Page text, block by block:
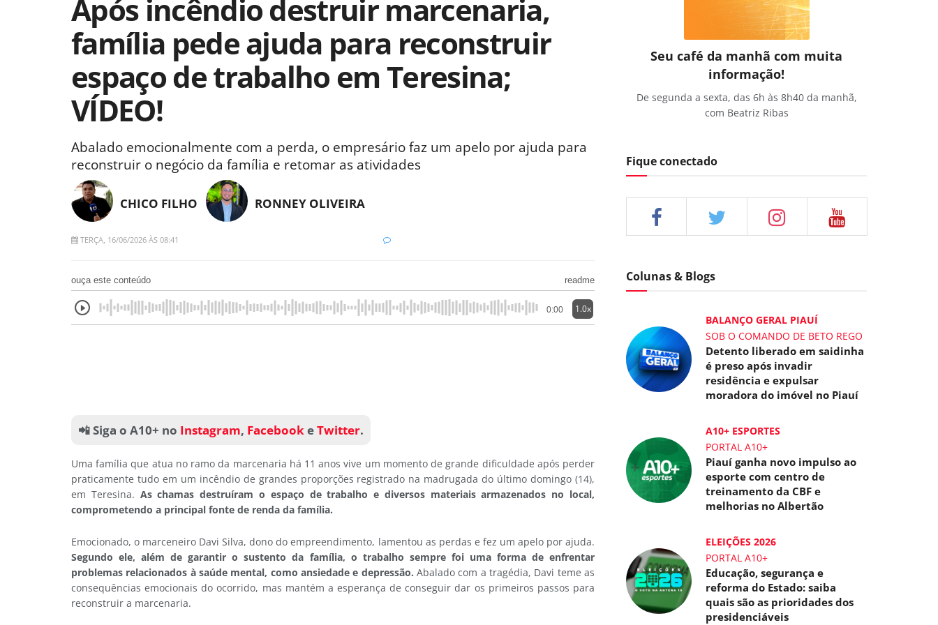
Após incêndio destruir marcenaria,
família pede ajuda para reconstruir
espaço de trabalho em Teresina;
VÍDEO!
Abalado emocionalmente com a perda, o empresário faz um apelo por ajuda para
reconstruir o negócio da família e retomar as atividades
CHICO FILHO RONNEY OLIVEIRA
TERÇA, 16/06/2026 ÀS 08:41
ouça este conteúdo readme
0:00 1.0x
📲 Siga o A10+ no Instagram, FacebookeTwitter.
Uma família que atua no ramo da marcenaria há 11 anos vive um momento de grande dificuldade após perder
praticamente tudo em um incêndio de grandes proporções registrado na madrugada do último domingo (14),
em Teresina. As chamas destruíram o espaço de trabalho e diversos materiais armazenados no local,
comprometendo a principal fonte de renda da família.
Emocionado, o marceneiro Davi Silva, dono do empreendimento, lamentou as perdas e fez um apelo por ajuda.
Segundo ele, além de garantir o sustento da família, o trabalho sempre foi uma forma de enfrentar
problemas relacionados à saúde mental, como ansiedade e depressão. Abalado com a tragédia, Davi teme as
consequências emocionais do ocorrido, mas mantém a esperança de conseguir dar os primeiros passos para
reconstruir a marcenaria.
Seu café da manhã com muita
informação!
De segunda a sexta, das 6h às 8h40 da manhã,
com Beatriz Ribas
Fique conectado
Colunas & Blogs
BALANÇO GERAL PIAUÍ
SOB O COMANDO DE BETO REGO
Detento liberado em saidinha
é preso após invadir
residência e expulsar
moradora do imóvel no Piauí
A10+ ESPORTES
PORTAL A10+
Piauí ganha novo impulso ao
esporte com centro de
treinamento da CBF e
melhorias no Albertão
ELEIÇÕES 2026
PORTAL A10+
Educação, segurança e
reforma do Estado: saiba
quais são as prioridades dos
presidenciáveis